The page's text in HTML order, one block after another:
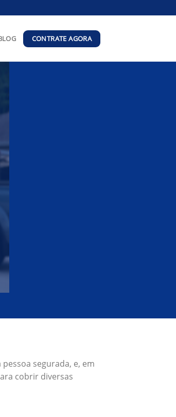
CONTRATE AGORA
segurada, e, em
cobrir diversas